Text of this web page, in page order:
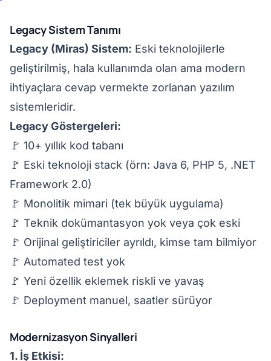
Legacy Sistem Tanımı
Legacy (Miras) Sistem: Eski teknolojilerle
geliştirilmiş, hala kullanımda olan ama modern
ihtiyaçlara cevap vermekte zorlanan yazılım
sistemleridir.
Legacy Göstergeleri:
🚩 10+ yıllık kod tabanı
🚩 Eski teknoloji stack (örn: Java 6, PHP 5, .NET
Framework 2.0)
🚩 Monolitik mimari (tek büyük uygulama)
🚩 Teknik dokümantasyon yok veya çok eski
🚩 Orijinal geliştiriciler ayrıldı, kimse tam bilmiyor
🚩 Automated test yok
🚩 Yeni özellik eklemek riskli ve yavaş
🚩 Deployment manuel, saatler sürüyor
Modernizasyon Sinyalleri
1. İş Etkisi: